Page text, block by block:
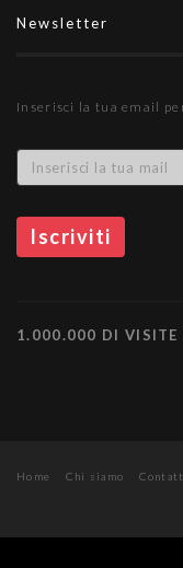
Newsletter
Inserisci la tua email
1.000.000 DI VISITE
Home Chi siamo